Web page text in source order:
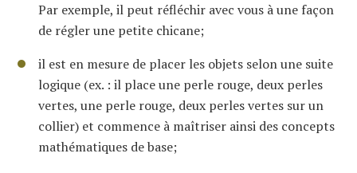
Par exemple, il peut réfléchir avec vous à une façon
de régler une petite chicane;
il est en mesure de placer les objets selon une suite
logique (ex. : il place une perle rouge, deux perles
vertes, une perle rouge, deux perles vertes sur un
collier) et commence à maîtriser ainsi des concepts
mathématiques de base;